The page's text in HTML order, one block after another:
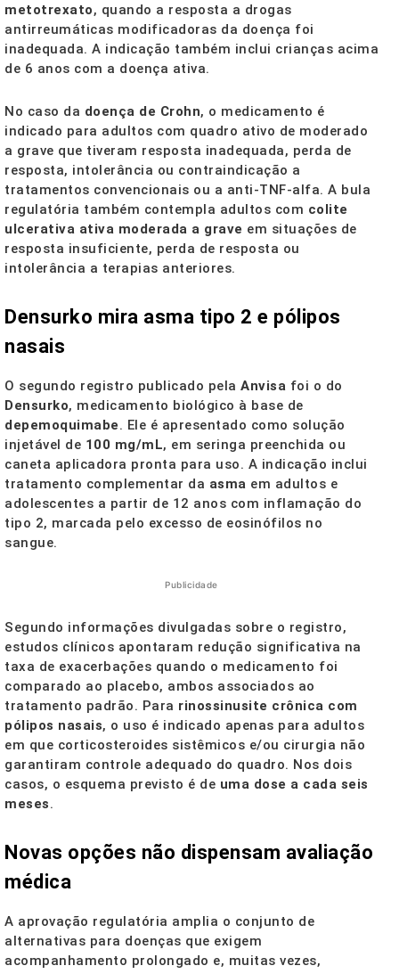
metotrexato, quando a resposta a drogas
antirreumáticas modificadoras da doença foi
inadequada. A indicação também inclui crianças acima
de 6 anos com a doença ativa.
No caso da doença de Crohn, o medicamento é
indicado para adultos com quadro ativo de moderado
a grave que tiveram resposta inadequada, perda de
resposta, intolerância ou contraindicação a
tratamentos convencionais ou a anti-TNF-alfa. A bula
regulatória também contempla adultos com colite
ulcerativa ativa moderada a grave em situações de
resposta insuficiente, perda de resposta ou
intolerância a terapias anteriores.
Densurko mira asma tipo 2 e pólipos
nasais
O segundo registro publicado pela Anvisa foi o do
Densurko, medicamento biológico à base de
depemoquimabe. Ele é apresentado como solução
injetável de 100 mg/mL, em seringa preenchida ou
caneta aplicadora pronta para uso. A indicação inclui
tratamento complementar da asma em adultos e
adolescentes a partir de 12 anos com inflamação do
tipo 2, marcada pelo excesso de eosinófilos no
sangue.
Publicidade
Segundo informações divulgadas sobre o registro,
estudos clínicos apontaram redução significativa na
taxa de exacerbações quando o medicamento foi
comparado ao placebo, ambos associados ao
tratamento padrão. Para rinossinusite crônica com
pólipos nasais, o uso é indicado apenas para adultos
em que corticosteroides sistêmicos e/ou cirurgia não
garantiram controle adequado do quadro. Nos dois
casos, o esquema previsto é de uma dose a cada seis
meses.
Novas opções não dispensam avaliação
médica
A aprovação regulatória amplia o conjunto de
alternativas para doenças que exigem
acompanhamento prolongado e, muitas vezes,